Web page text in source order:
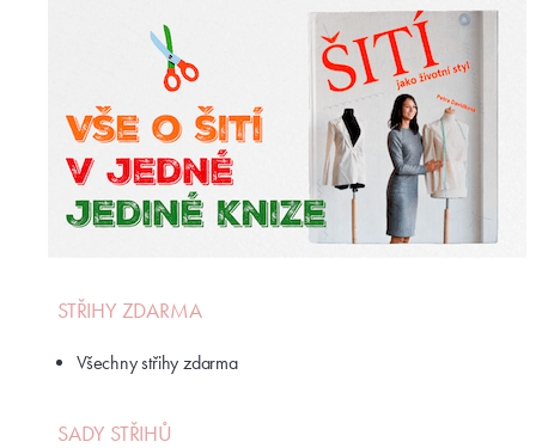
STŘIHY ZDARMA
Všechny střihy zdarma
SADY STŘIHŮ